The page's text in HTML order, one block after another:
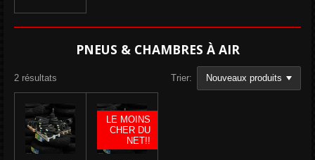
PNEUS & CHAMBRES À AIR
2 résultats Trier:
LE MOINS
CHER DU
NET!!